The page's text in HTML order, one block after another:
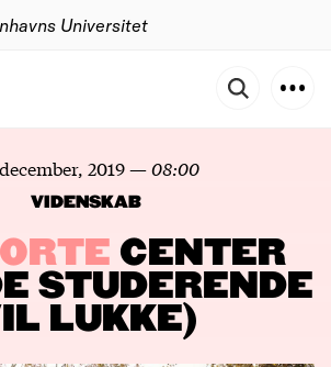
Universitet
2019—08:00
VIDENSKAB
CENTER
STUDERENDE
LUKKE)